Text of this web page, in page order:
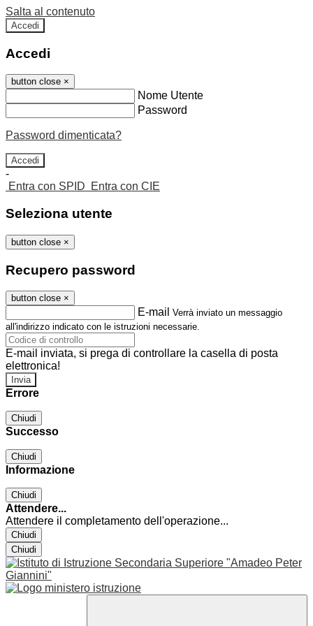
Salta al contenuto
Accedi
Accedi
button close ×
Nome Utente
Password
Password dimenticata?
-
Entra con SPID
Entra con CIE
Seleziona utente
button close ×
Recupero password
button close ×
E-mail Verrà inviato un messaggio
all'indirizzo indicato con le istruzioni necessarie.
E-mail inviata, si prega di controllare la casella di posta
elettronica!
Errore
Chiudi
Successo
Chiudi
Informazione
Chiudi
Attendere...
Attendere il completamento dell'operazione...
Chiudi
Chiudi